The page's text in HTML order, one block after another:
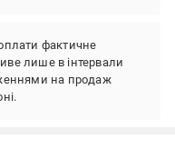
фактичне
лише в інтервали
на продаж